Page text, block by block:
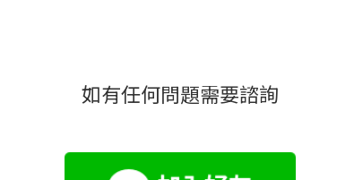
如有任何問題需要諮詢